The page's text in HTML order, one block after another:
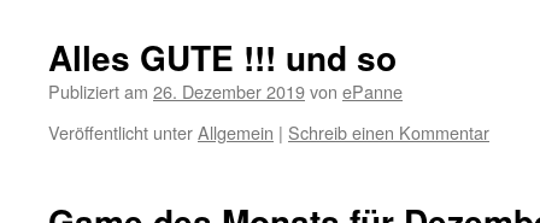
Alles GUTE !!! und so
Publiziert am 26. Dezember 2019von ePanne
Veröffentlicht unterAllgemein | Schreib einen Kommentar